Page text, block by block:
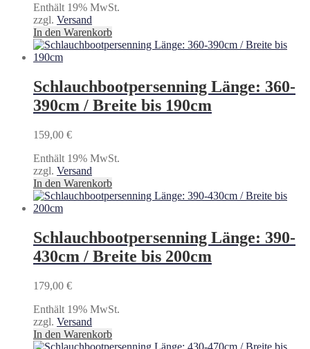
Enthält 19% MwSt.
zzgl. Versand
In den Warenkorb
Schlauchbootpersenning Länge: 360-
390cm / Breite bis 190cm
159,00 €
Enthält 19% MwSt.
zzgl. Versand
In den Warenkorb
Schlauchbootpersenning Länge: 390-
430cm / Breite bis 200cm
179,00 €
Enthält 19% MwSt.
zzgl. Versand
In den Warenkorb